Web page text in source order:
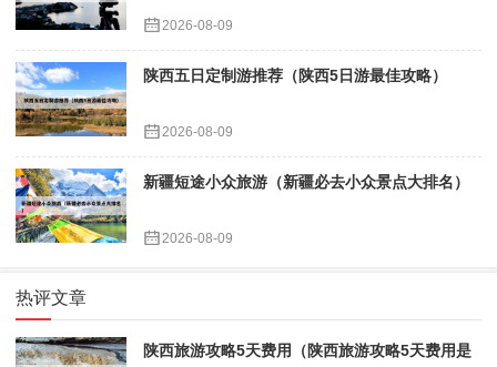
2026-08-09
陕西五日定制游推荐（陕西5日游最佳攻略）
2026-08-09
新疆短途小众旅游（新疆必去小众景点大排名）
2026-08-09
热评文章
陕西旅游攻略5天费用（陕西旅游攻略5天费用是